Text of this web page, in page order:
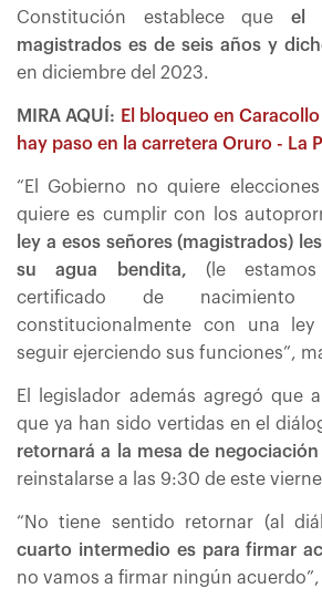
Constitución establece que el
magistrados es de seis años y
en diciembre del 2023.
MIRA AQUÍ: El bloqueo en
hay paso en la carretera Oruro - La
“El Gobierno no quiere
quiere es cumplir con los
ley a esos señores (magistrados)
su agua bendita, (le
certificado de
constitucionalmente con una ley
seguir ejerciendo sus funciones”,
El legislador además agregó que
que ya han sido vertidas en el
retornará a la mesa de negociación
reinstalarse a las 9:30 de este
“No tiene sentido retornar (al
cuarto intermedio es para firmar
no vamos a firmar ningún